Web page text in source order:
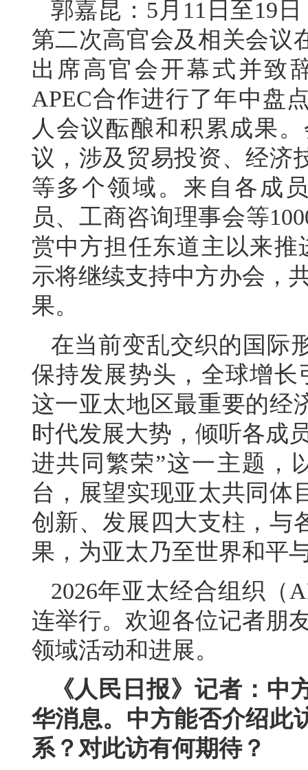
郭嘉昆：5月11日至19
第二次高官会及相关会议
出席高官会开幕式并致
APEC合作进行了年中盘
人会议酝酿和积累成果
议，涉及贸易投资、经济
等多个领域。来自各成
员、工商咨询理事会等
赏中方担任东道主以来推
示将继续支持中方办会，
果。
在当前变乱交织的国际
保持发展势头，全球增长
这一亚太地区最重要的经
时代发展大势，倾听各成
进共同繁荣”这一主题，
台，展望实现亚太共同体
创新、发展四大支柱，与
果，为亚太乃至世界和平
2026年亚太经合组织（
连举行。欢迎各位记者朋
领域活动和进展。
《人民日报》记者：
华消息。中方能否介绍此
系？对此访有何期待？